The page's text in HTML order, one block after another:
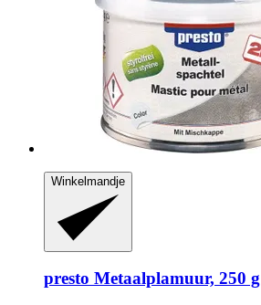
Winkelmandje
presto Metaalplamuur, 250 g